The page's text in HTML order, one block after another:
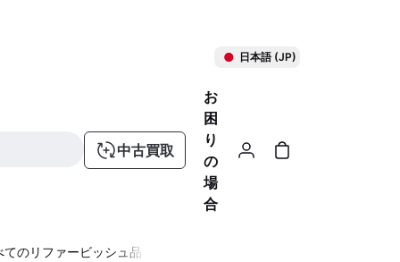
日本語 (JP)
中古買取
お
困
り
の
場
合
てのリファービッシュ品